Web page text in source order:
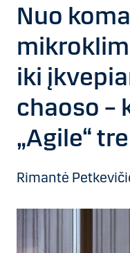
Nuo
iki
chaoso –
„Agile“
Rimantė